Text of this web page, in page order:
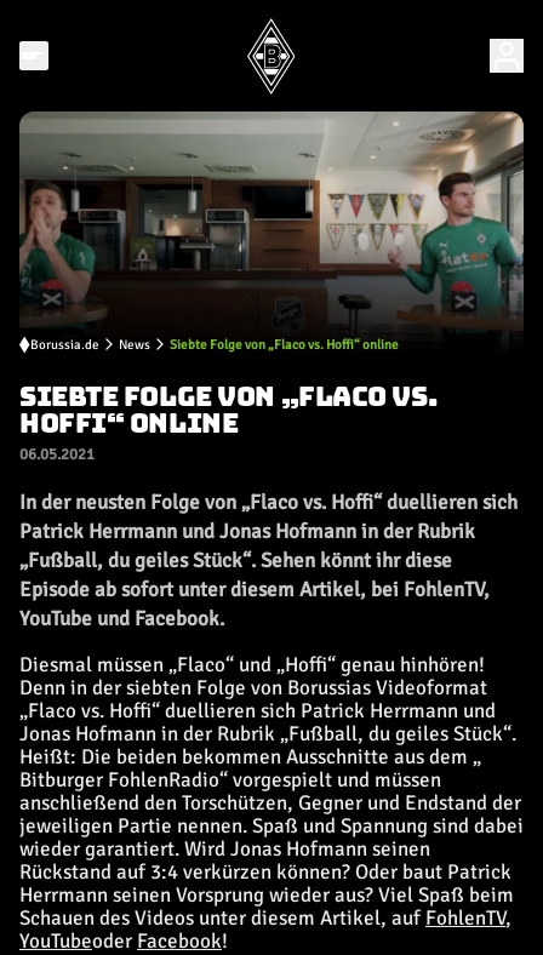
Borussia.de News Siebte Folge von „Flaco vs. Hoffi“ online
SIEBTE FOLGE VON „FLACO VS.
HOFFI“ ONLINE
06.05.2021
In der neusten Folge von „Flaco vs. Hoffi“ duellieren sich
Patrick Herrmann und Jonas Hofmann in der Rubrik
„Fußball, du geiles Stück“. Sehen könnt ihr diese
Episode ab sofort unter diesem Artikel, bei FohlenTV,
YouTube und Facebook.
Diesmal müssen „Flaco“ und „Hoffi“ genau hinhören!
Denn in der siebten Folge von Borussias Videoformat
„Flaco vs. Hoffi“ duellieren sich Patrick Herrmann und
Jonas Hofmann in der Rubrik „Fußball, du geiles Stück“.
Heißt: Die beiden bekommen Ausschnitte aus dem „
Bitburger FohlenRadio“ vorgespielt und müssen
anschließend den Torschützen, Gegner und Endstand der
jeweiligen Partie nennen. Spaß und Spannung sind dabei
wieder garantiert. Wird Jonas Hofmann seinen
Rückstand auf 3:4 verkürzen können? Oder baut Patrick
Herrmann seinen Vorsprung wieder aus? Viel Spaß beim
Schauen des Videos unter diesem Artikel, auf FohlenTV,
YouTubeoder Facebook!